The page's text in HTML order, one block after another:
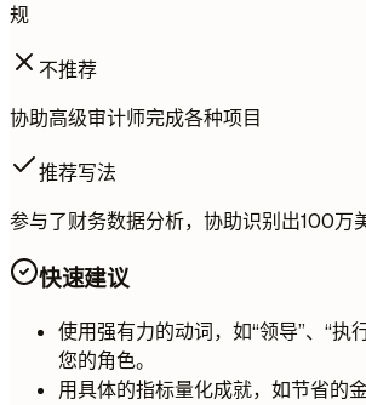
规
不推荐
协助高级审计师完成各种项目
推荐写法
参与了财务数据分析，协助识别出100万
快速建议
使用强有力的动词，如“领导”、“执
您的角色。
用具体的指标量化成就，如节省的